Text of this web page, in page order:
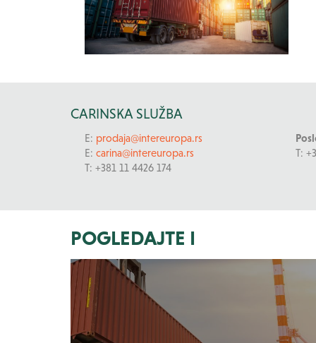
CARINSKA SLUŽBA
E: prodaja@intereuropa.rs
E: carina@intereuropa.rs
T: +381 11 4426 174
T:
POGLEDAJTE I